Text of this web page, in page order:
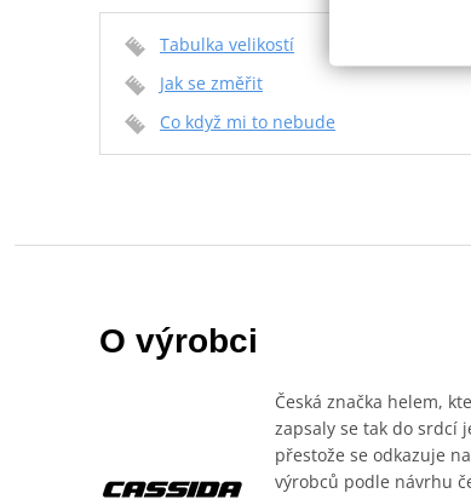
Tabulka velikostí
Jak se změřit
Co když mi to nebude
O výrobci
Česká značka helem,
zapsaly se tak do srdcí
přestože se odkazuje
výrobců podle návrhu